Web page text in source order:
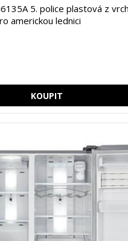
5. police plastová z
americkou lednici